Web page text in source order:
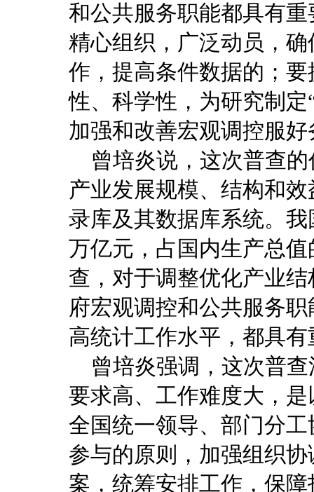
和公共服务职能都具有
精心组织，广泛动员，
作，提高条件数据的；
性、科学性，为研究制
加强和改善宏观调控服好
曾培炎说，这次普查的
产业发展规模、结构和
录库及其数据库系统。
万亿元，占国内生产总
查，对于调整优化产业
府宏观调控和公共服务
高统计工作水平，都具
曾培炎强调，这次普查
要求高、工作难度大，
全国统一领导、部门分
参与的原则，加强组织
案，统筹安排工作，保